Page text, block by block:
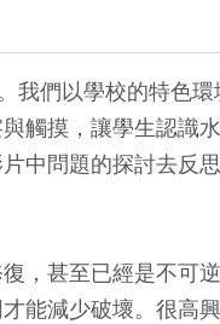
們以學校的特色環
觸摸，讓學生認識
問題的探討去反
甚至已經是不可
能減少破壞。很高